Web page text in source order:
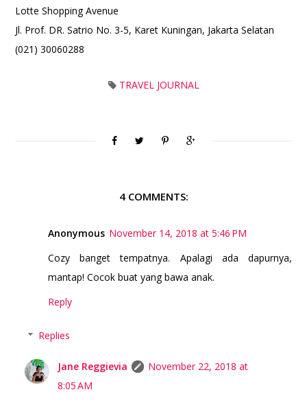
Lotte Shopping Avenue
Jl. Prof. DR. Satrio No. 3-5, Karet Kuningan, Jakarta Selatan
(021) 30060288
TRAVEL JOURNAL
4 COMMENTS:
Anonymous November 14, 2018 at 5:46 PM
Cozy banget tempatnya. Apalagi ada dapurnya,
mantap! Cocok buat yang bawa anak.
Reply
Replies
Jane Reggievia
November 22, 2018 at
8:05 AM